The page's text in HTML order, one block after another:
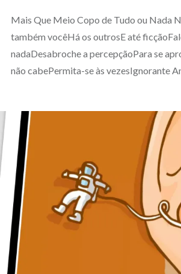
Mais Que Meio Copo de Tudo ou Nada
também vocêHá os outrosE até
nadaDesabroche a percepçãoPara se
não cabePermita-se às vezesIgnorante